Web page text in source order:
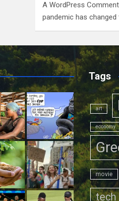
A WordPress
pandemic has
Tags
art
economy
movie
tech